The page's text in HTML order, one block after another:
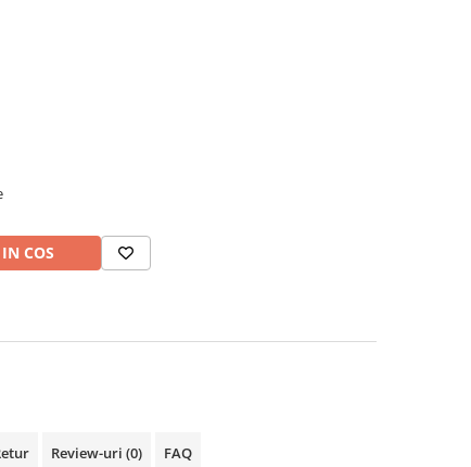
COS
Review-uri (0) FAQ